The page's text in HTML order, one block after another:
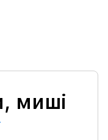
миші